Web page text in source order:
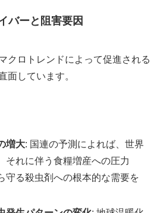
バーと阻害要因
クロトレンドによって促進される
面しています。
増大: 国連の予測によれば、世界
それに伴う食糧増産への圧力
守る殺虫剤への根本的な需要を